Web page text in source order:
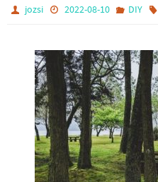
jozsi 2022-08-10 DIY